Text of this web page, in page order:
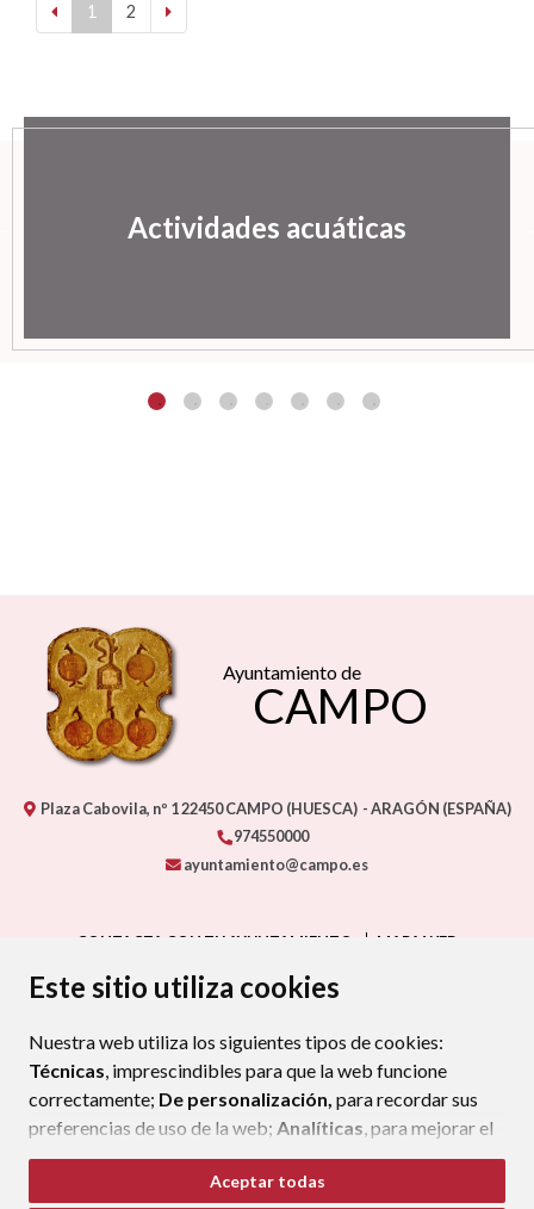
Este sitio utiliza cookies
Nuestra web utiliza los siguientes tipos de cookies:
Técnicas, imprescindibles para que la web funcione
correctamente; De personalización, para recordar sus
preferencias de uso de la web; Analíticas, para mejorar el
funcionamiento de la web y sus servicios.
Si acepta pulsando el botón“Aceptar todas”
Aceptar todas
1 2
Actividades acuáticas
Ayuntamiento de
CAMPO
Plaza Cabovila, nº 122450 CAMPO (HUESCA) - ARAGÓN (ESPAÑA)
974550000
ayuntamiento@campo.es
CONTACTA CON TU AYUNTAMIENTO
MAPA WEB
AVISO LEGAL
PROTECCIÓN DE DATOS
POLÍTICA DE COOKIES